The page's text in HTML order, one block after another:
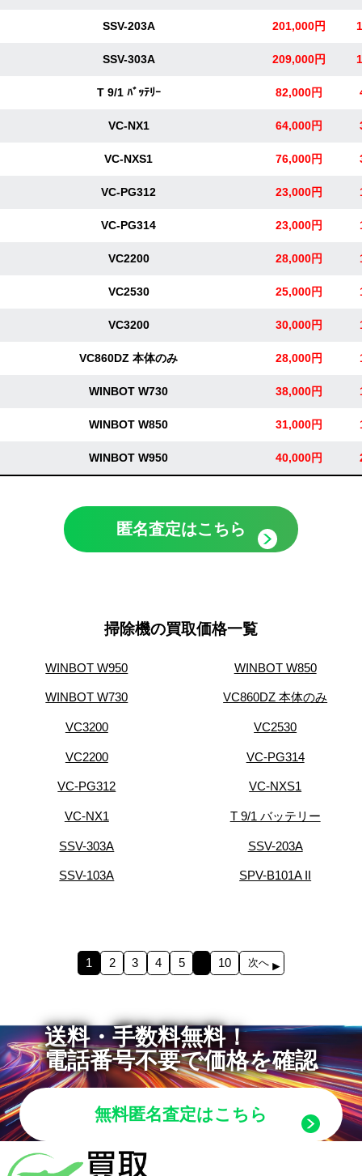
SSV-203A 201,000円
SSV-303A 209,000円
T 9/1 ﾊﾞｯﾃﾘｰ 82,000円
VC-NX1 64,000円
VC-NXS1 76,000円
VC-PG312 23,000円
VC-PG314 23,000円
VC2200 28,000円
VC2530 25,000円
VC3200 30,000円
VC860DZ 本体のみ 28,000円
WINBOT W730 38,000円
WINBOT W850 31,000円
WINBOT W950 40,000円
匿名査定はこちら
掃除機の買取価格一覧
WINBOT W950 WINBOT W850
WINBOT W730 VC860DZ 本体のみ
VC3200 VC2530
VC2200 VC-PG314
VC-PG312 VC-NXS1
VC-NX1 T 9/1 バッテリー
SSV-303A SSV-203A
SSV-103A SPV-B101A II
1 2 3 4 5 10 次へ
送料・手数料無料！
電話番号不要で価格を確認
無料匿名査定はこちら